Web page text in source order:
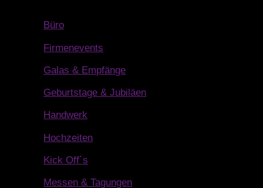
Büro
Firmenevents
Galas & Empfänge
Geburtstage & Jubiläen
Handwerk
Hochzeiten
Kick Off´s
Messen & Tagungen